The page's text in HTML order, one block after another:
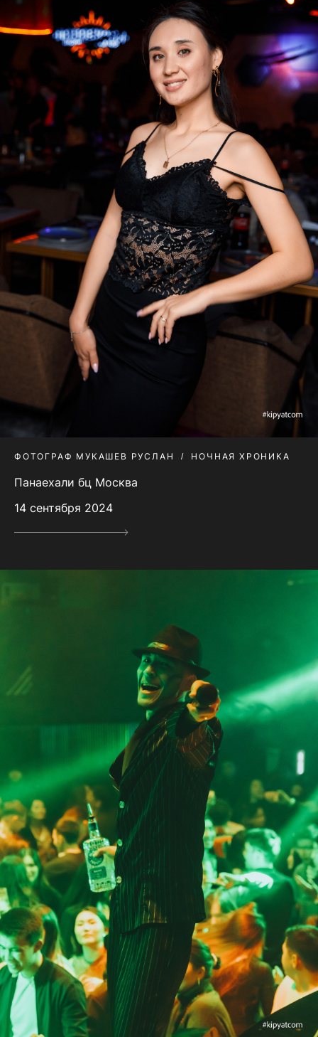
ФОТОГРАФ МУКАШЕВ РУСЛАН НОЧНАЯ ХРОНИКА
Панаехали бц Москва
14 сентября 2024